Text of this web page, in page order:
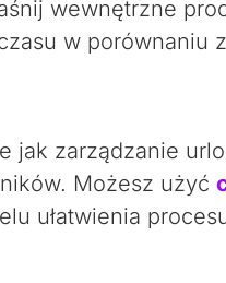
wewnętrzne
w porównaniu
jak zarządzanie
Możesz użyć
ułatwienia